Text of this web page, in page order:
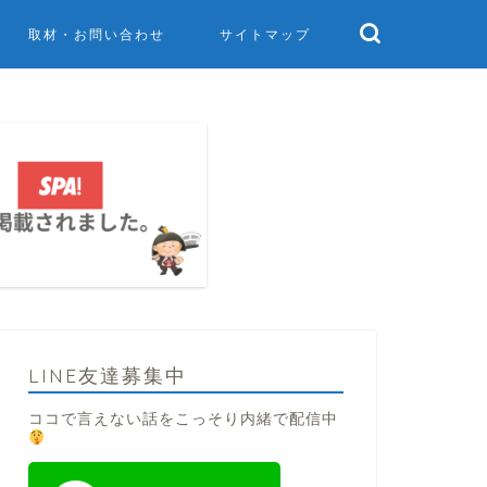
取材・お問い合わせ サイトマップ
LINE友達募集中
ココで言えない話をこっそり内緒で配信中